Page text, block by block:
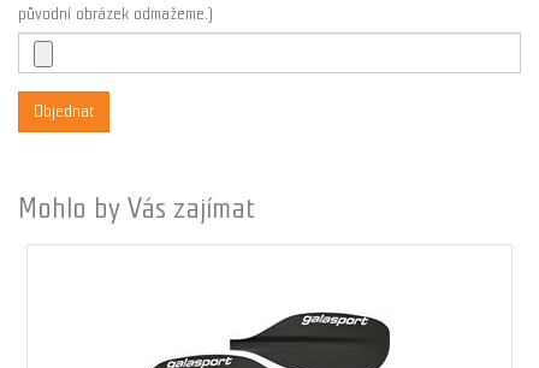
původní obrázek odmažeme.)
Objednat
Mohlo by Vás zajímat